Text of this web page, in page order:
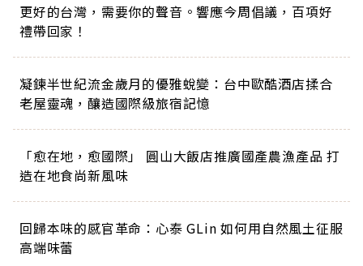
更好的台灣，需要你的聲音。響應今周倡議，百項好
禮帶回家！
凝鍊半世紀流金歲月的優雅蛻變：台中歐酷酒店揉合
老屋靈魂，釀造國際級旅宿記憶
「愈在地，愈國際」 圓山大飯店推廣國產農漁產品 打
造在地食尚新風味
回歸本味的感官革命：心泰 GLin 如何用自然風土征服
高端味蕾